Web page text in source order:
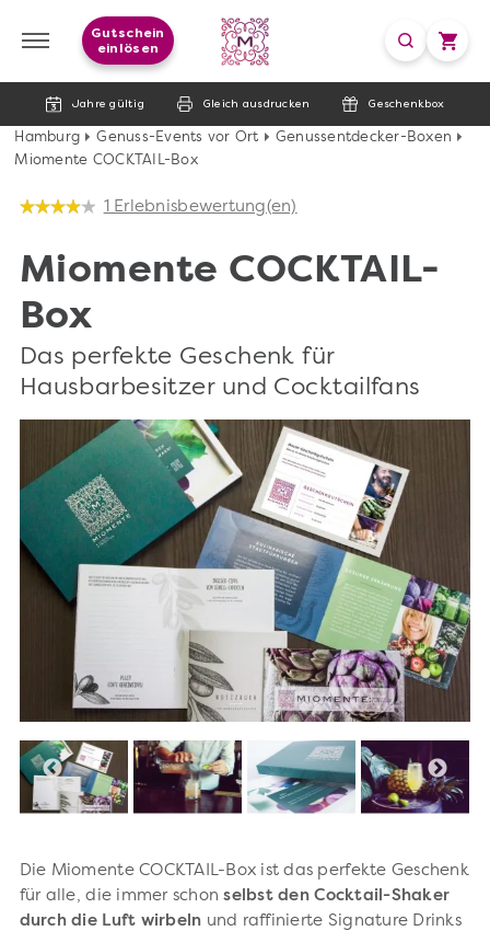
Jahre gültig Gleich ausdrucken Geschenkbox
Gutschein
einlösen
Hamburg Genuss-Events vor Ort
Genussentdecker-Boxen
Miomente COCKTAIL-Box
1 Erlebnisbewertung(en)
Miomente COCKTAIL-
Box
Das perfekte Geschenk für
Hausbarbesitzer und Cocktailfans
Die Miomente COCKTAIL-Box ist das perfekte Geschenk
für alle, die immer schonselbst den Cocktail-Shaker
durch die Luft wirbeln und raffinierte Signature Drinks